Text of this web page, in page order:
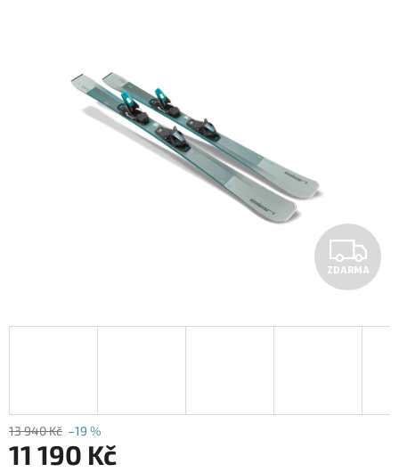
Z
D
A
ZDARMA
13 940 Kč –19 %
11 190 Kč